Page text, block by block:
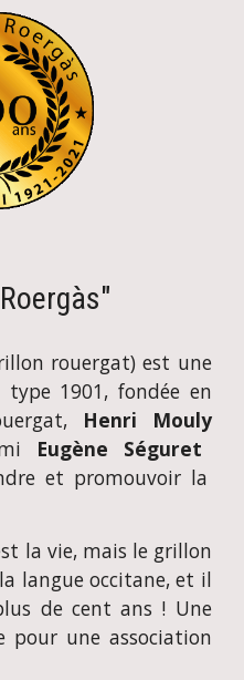
rouergat) est une
type 1901, fondée en
Henri Mouly
Eugène Séguret
et promouvoir la
la vie, mais le grillon
langue occitane, et il
de cent ans ! Une
pour une association